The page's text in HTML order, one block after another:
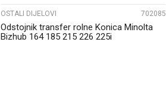
OSTALI DIJELOVI 702085
Odstojnik transfer rolne Konica Minolta
Bizhub 164 185 215 226 225i